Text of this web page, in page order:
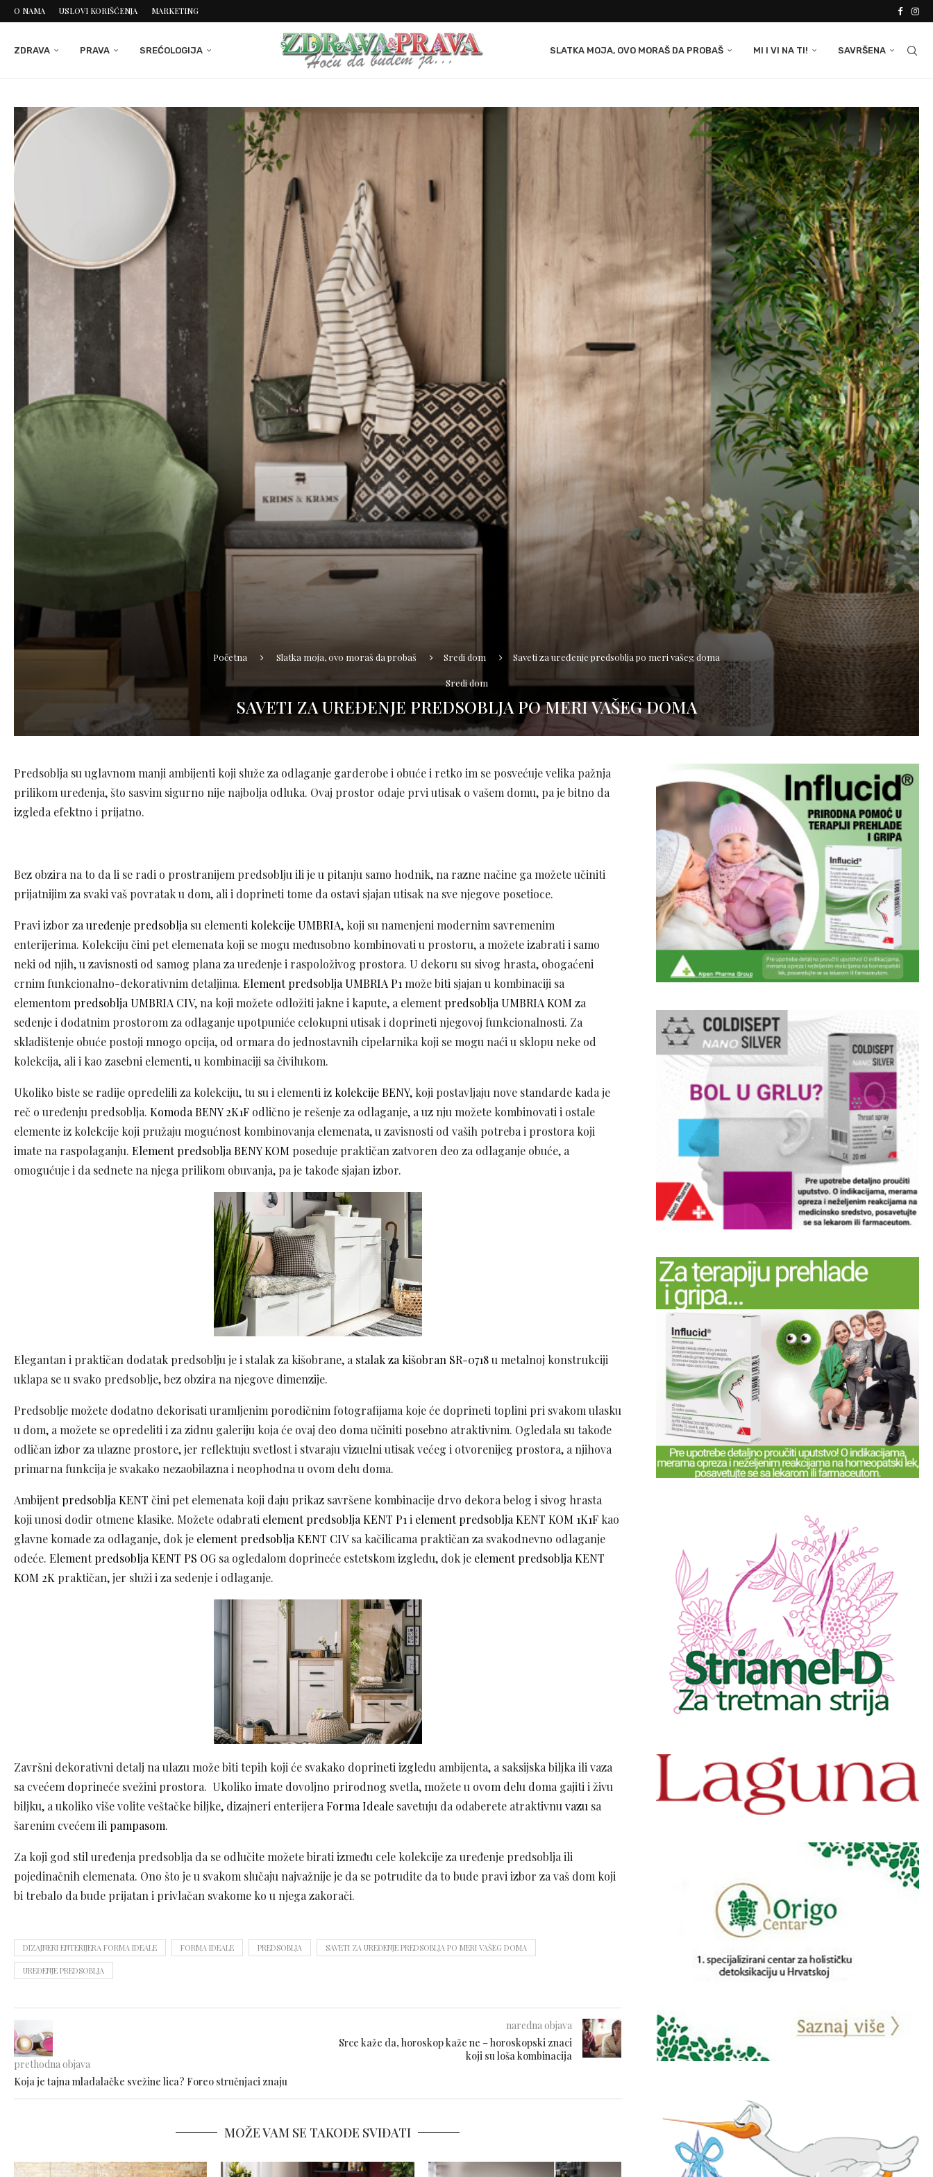
O NAMA USLOVI KORIŠĆENJA MARKETING
ZDRAVA PRAVA SREĆOLOGIJA SLATKA MOJA, OVO MORAŠ DA PROBAŠ MI I VI NA TI! SAVRŠENA
Početna Slatka moja, ovo moraš da probaš Sredi dom Saveti za uređenje predsoblja po meri vašeg doma
Sredi dom
SAVETI ZA UREĐENJE PREDSOBLJA PO MERI VAŠEG DOMA
Predsoblja su uglavnom manji ambijenti koji služe za odlaganje garderobe i obuće i retko im se posvećuje velika pažnja
prilikom uređenja, što sasvim sigurno nije najbolja odluka. Ovaj prostor odaje prvi utisak o vašem domu, pa je bitno da
izgleda efektno i prijatno.
Bez obzira na to da li se radi o prostranijem predsoblju ili je u pitanju samo hodnik, na razne načine ga možete učiniti
prijatnijim za svaki vaš povratak u dom, ali i doprineti tome da ostavi sjajan utisak na sve njegove posetioce.
Pravi izbor za uređenje predsoblja su elementi kolekcije UMBRIA, koji su namenjeni modernim savremenim
enterijerima. Kolekciju čini pet elemenata koji se mogu međusobno kombinovati u prostoru, a možete izabrati i samo
neki od njih, u zavisnosti od samog plana za uređenje i raspoloživog prostora. U dekoru su sivog hrasta, obogaćeni
crnim funkcionalno-dekorativnim detaljima. Element predsoblja UMBRIA P1 može biti sjajan u kombinaciji sa
elementom predsoblja UMBRIA CIV, na koji možete odložiti jakne i kapute, a elementpredsoblja UMBRIA KOMza
sedenje i dodatnim prostorom za odlaganje upotpuniće celokupni utisak i doprineti njegovoj funkcionalnosti. Za
skladištenje obuće postoji mnogo opcija, od ormara do jednostavnih cipelarnika koji se mogu naći u sklopu neke od
kolekcija, ali i kao zasebni elementi, u kombinaciji sa čivilukom.
Ukoliko biste se radije opredelili za kolekciju, tu su i elementi iz kolekcije BENY, koji postavljaju nove standarde kada je
reč o uređenju predsoblja. Komoda BENY 2K1F odlično je rešenje za odlaganje, a uz nju možete kombinovati i ostale
elemente iz kolekcije koji pružaju mogućnost kombinovanja elemenata, u zavisnosti od vaših potreba i prostora koji
imate na raspolaganju. Element predsoblja BENY KOM poseduje praktičan zatvoren deo za odlaganje obuće, a
omogućuje i da sednete na njega prilikom obuvanja, pa je takođe sjajan izbor.
Elegantan i praktičan dodatak predsoblju je i stalak za kišobrane, a stalak za kišobran SR-0718u metalnoj konstrukciji
uklapa se u svako predsoblje, bez obzira na njegove dimenzije.
Predsoblje možete dodatno dekorisati uramljenim porodičnim fotografijama koje će doprineti toplini pri svakom ulasku
u dom, a možete se opredeliti i za zidnu galeriju koja će ovaj deo doma učiniti posebno atraktivnim. Ogledala su takođe
odličan izbor za ulazne prostore, jer reflektuju svetlost i stvaraju vizuelni utisak većeg i otvorenijeg prostora, a njihova
primarna funkcija je svakako nezaobilazna i neophodna u ovom delu doma.
Ambijentpredsoblja KENT čini pet elemenata koji daju prikaz savršene kombinacije drvo dekora belog i sivog hrasta
koji unosi dodir otmene klasike. Možete odabrati element predsoblja KENT P1 i element predsoblja KENT KOM 1K1F kao
glavne komade za odlaganje, dok je element predsoblja KENT CIVsa kačilicama praktičan za svakodnevno odlaganje
odeće. Element predsoblja KENT PS OG sa ogledalom doprineće estetskom izgledu, dok je element predsoblja KENT
KOM 2K praktičan, jer služi i za sedenje i odlaganje.
Završni dekorativni detalj na ulazu može biti tepih koji će svakako doprineti izgledu ambijenta, a saksijska biljka ili vaza
sa cvećem doprineće svežini prostora. Ukoliko imate dovoljno prirodnog svetla, možete u ovom delu doma gajiti i živu
biljku, a ukoliko više volite veštačke biljke, dizajneri enterijera Forma Ideale savetuju da odaberete atraktivnu vazu sa
šarenim cvećem ili pampasom.
Za koji god stil uređenja predsoblja da se odlučite možete birati između cele kolekcije za uređenje predsoblja ili
pojedinačnih elemenata. Ono što je u svakom slučaju najvažnije je da se potrudite da to bude pravi izbor za vaš dom koji
bi trebalo da bude prijatan i privlačan svakome ko u njega zakorači.
DIZAJNERI ENTERIJERA FORMA IDEALE FORMA IDEALE PREDSOBLJA SAVETI ZA UREĐENJE PREDSOBLJA PO MERI VAŠEG DOMA
UREĐENJE PREDSOBLJA
prethodna objava
Koja je tajna mladalačke svežine lica? Foreo stručnjaci znaju
naredna objava
Srce kaže da, horoskop kaže ne – horoskopski znaci
koji su loša kombinacija
MOŽE VAM SE TAKOĐE SVIĐATI